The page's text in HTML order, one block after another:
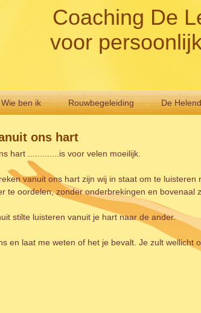
Coaching De
voor
Wie ben ik Rouwbegeleiding De
ons hart
hart .............is voor velen moeilijk.
vanuit ons hart zijn wij in staat om te luisteren
te oordelen, zonder onderbrekingen en bovenaal
stilte luisteren vanuit je hart naar de ander.
en laat me weten of het je bevalt. Je zult wellicht